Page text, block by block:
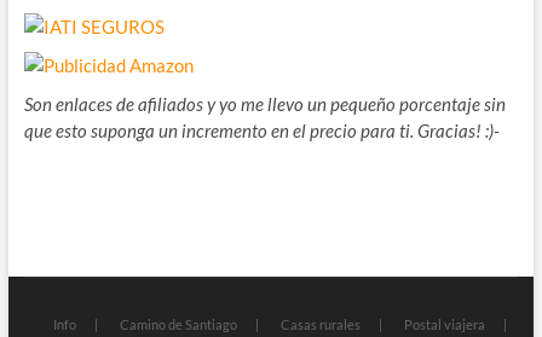
Son enlaces de afiliados y yo me llevo un pequeño porcentaje sin
que esto suponga un incremento en el precio para ti. Gracias! :)-
Info Camino de Santiago Casas rurales Postal viajera